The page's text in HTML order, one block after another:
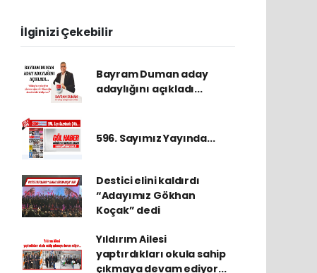
İlginizi Çekebilir
Bayram Duman aday
adaylığını açıkladı...
596. Sayımız Yayında...
Destici elini kaldırdı
“Adayımız Gökhan
Koçak” dedi
Yıldırım Ailesi
yaptırdıkları okula sahip
çıkmaya devam ediyor...